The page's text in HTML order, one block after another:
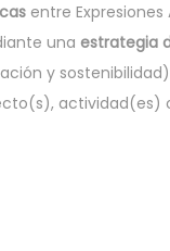
entre
una estrategia
y
actividad(es)